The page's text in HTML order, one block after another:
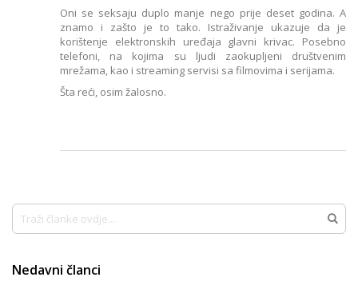
Oni se seksaju duplo manje nego prije deset godina. A
znamo i zašto je to tako. Istraživanje ukazuje da je
korištenje elektronskih uređaja glavni krivac. Posebno
telefoni, na kojima su ljudi zaokupljeni društvenim
mrežama, kao i streaming servisi sa filmovima i serijama.
Šta reći, osim žalosno.
Traži
Nedavni članci